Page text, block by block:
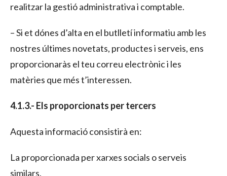
realitzar la gestió administrativa i comptable.
– Si et dónes d’alta en el butlletí informatiu amb les
nostres últimes novetats, productes i serveis, ens
proporcionaràs el teu correu electrònic i les
matèries que més t’interessen.
4.1.3.- Els proporcionats per tercers
Aquesta informació consistirà en:
La proporcionada per xarxes socials o serveis
similars.